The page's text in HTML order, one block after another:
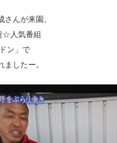
さんが来園。
☆人気番組
ン」で
したー。